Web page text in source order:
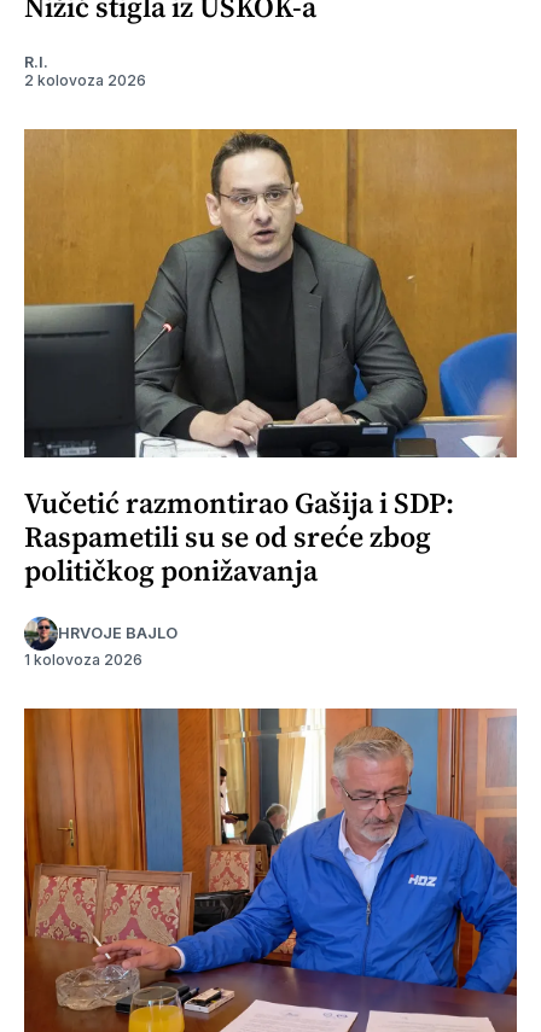
R.I.
2 kolovoza 2026
Vučetić razmontirao Gašija i SDP:
Raspametili su se od sreće zbog
političkog ponižavanja
HRVOJE BAJLO
1 kolovoza 2026